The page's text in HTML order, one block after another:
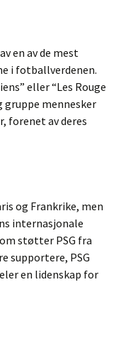
en av de mest
i fotballverdenen.
eller “Les Rouge
gruppe mennesker
forenet av deres
og Frankrike, men
internasjonale
støtter PSG fra
supportere, PSG
en lidenskap for